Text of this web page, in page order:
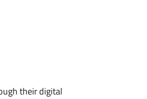
their digital